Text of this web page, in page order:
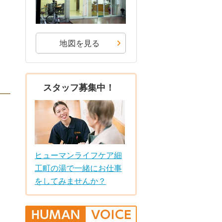
地図を見る
スタッフ募集中！
ヒューマンライフケア細
工町の湯で一緒にお仕事
をしてみませんか？